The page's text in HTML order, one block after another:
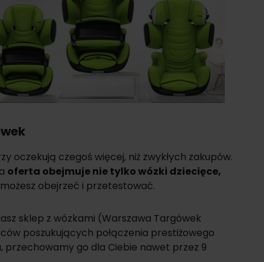
oczekują czegoś więcej, niż zwykłych zakupów.
oferta obejmuje nie tylkowózki dziecięce,
obejrzeć i przetestować.
sklep z wózkami (Warszawa Targówek
poszukujących połączenia prestiżowego
przechowamy go dla Ciebie nawet przez 9